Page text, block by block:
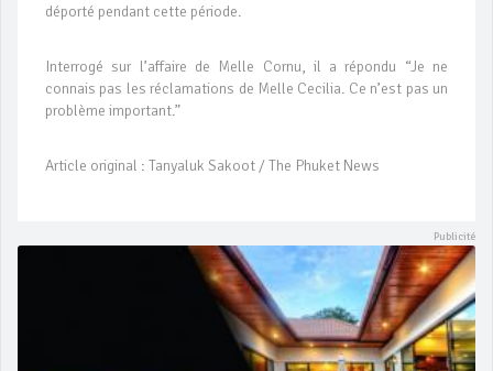
déporté pendant cette période.
Interrogé sur l’affaire de Melle Cornu, il a répondu “Je ne
connais pas les réclamations de Melle Cecilia. Ce n’est pas un
problème important.”
Article original : Tanyaluk Sakoot / The Phuket News